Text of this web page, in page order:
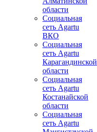
области
Социальная
сеть Agartu
ВКО
Социальная
сеть Agartu
Карагандинской
области
Социальная
сеть Agartu
Костанайской
области
Социальная
сеть Agartu